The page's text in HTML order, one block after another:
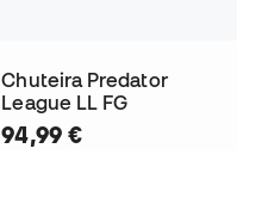
Chuteira Predator
League LL FG
94,99 €